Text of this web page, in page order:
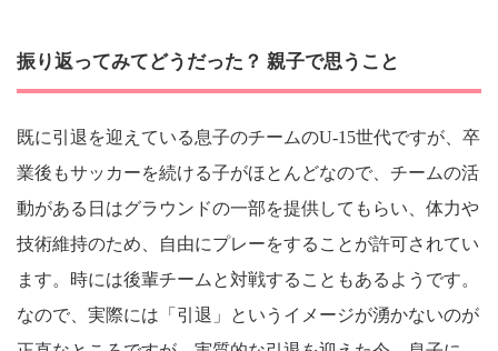
振り返ってみてどうだった？ 親子で思うこと
既に引退を迎えている息子のチームのU-15世代ですが、卒
業後もサッカーを続ける子がほとんどなので、チームの活
動がある日はグラウンドの一部を提供してもらい、体力や
技術維持のため、自由にプレーをすることが許可されてい
ます。時には後輩チームと対戦することもあるようです。
なので、実際には「引退」というイメージが湧かないのが